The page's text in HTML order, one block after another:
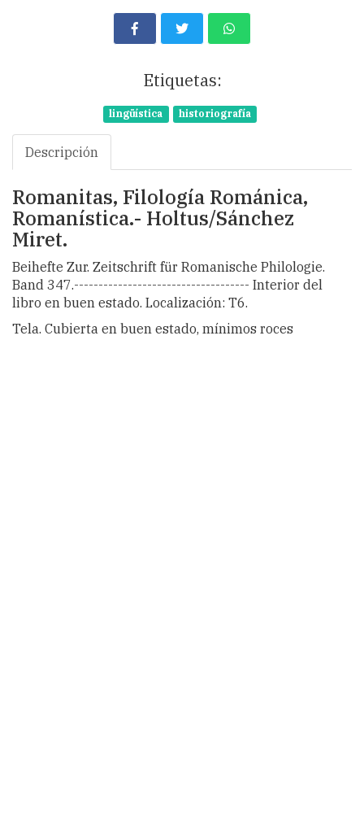
Etiquetas:
lingüística historiografía
Descripción
Romanitas, Filología Románica,
Romanística.- Holtus/Sánchez
Miret.
Beihefte Zur. Zeitschrift für Romanische Philologie.
Band 347.------------------------------------ Interior del
libro en buen estado. Localización: T6.
Tela. Cubierta en buen estado, mínimos roces